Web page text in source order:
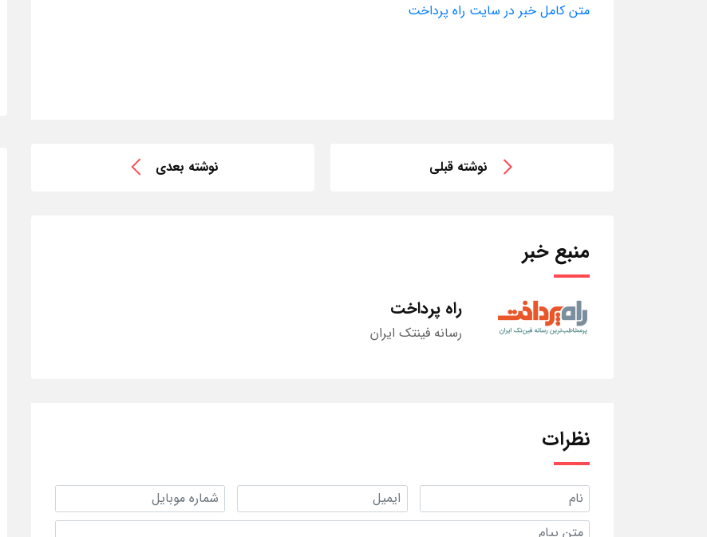
متن کامل خبر در سایت راه پرداخت
نوشته قبلی نوشته بعدی
منبع خبر
راه پرداخت
رسانه فینتک ایران
نظرات